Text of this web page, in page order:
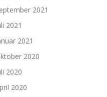
2021
2021
2021
2020
2020
2020